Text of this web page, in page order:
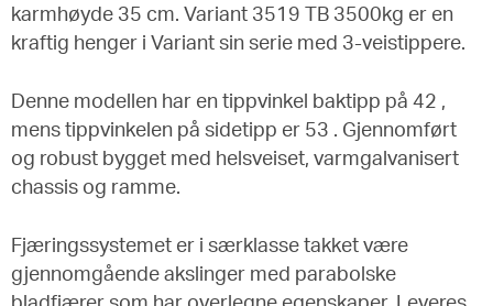
karmhøyde 35 cm. Variant 3519 TB 3500kg er en
kraftig henger i Variant sin serie med 3-veistippere.
Denne modellen har en tippvinkel baktipp på 42 ,
mens tippvinkelen på sidetipp er 53 . Gjennomført
og robust bygget med helsveiset, varmgalvanisert
chassis og ramme.
Fjæringssystemet er i særklasse takket være
gjennomgående akslinger med parabolske